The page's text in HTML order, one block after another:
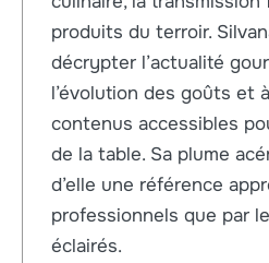
produits du terroir.
décrypter l’actualité
l’évolution des goûts et
contenus accessibles
de la table. Sa plume
d’elle une référence
professionnels que par
éclairés.